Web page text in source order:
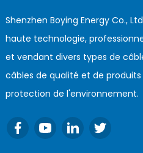
Shenzhen Boying Energy Co.,
haute technologie,
et vendant divers types de
câbles de qualité et de
protection de l'environnement.